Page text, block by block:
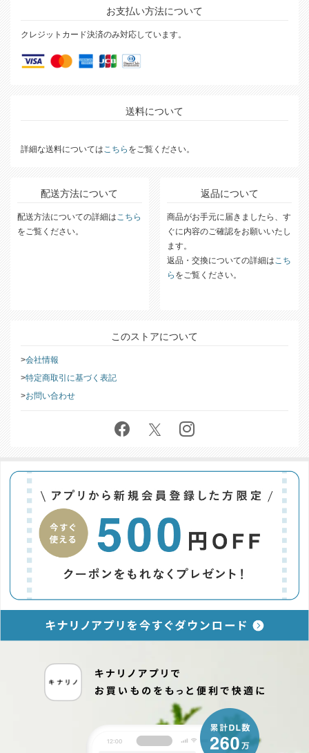
お支払い方法について
クレジットカード決済のみ対応しています。
送料について
詳細な送料についてはこちら をご覧ください。
配送方法について
配送方法についての詳細はこちら
をご覧ください。
返品について
商品がお手元に届きましたら、す
ぐに内容のご確認をお願いいたし
ます。
返品・交換についての詳細はこち
ら をご覧ください。
このストアについて
会社情報
特定商取引に基づく表記
お問い合わせ